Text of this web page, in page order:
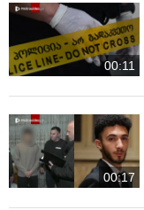
00:11
00:17